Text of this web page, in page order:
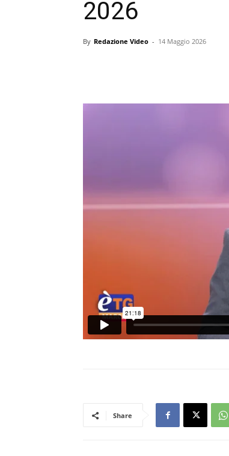
2026
By Redazione Video - 14 Maggio 2026
Share